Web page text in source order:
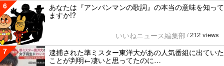
6
あなたは『アンパンマンの歌詞』の本当の意味を知って
ますか!?
いいねニュース編集部 / 212 views
7
逮捕された準ミスター東洋大があの人気番組に出ていた
ことが判明←凄いと思ってたのに…